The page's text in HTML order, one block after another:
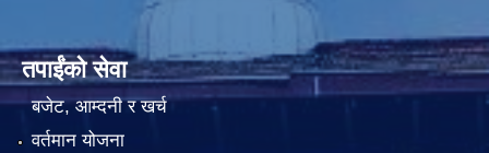
तपाईंको सेवा
बजेट, आम्दनी र खर्च
वर्तमान योजना